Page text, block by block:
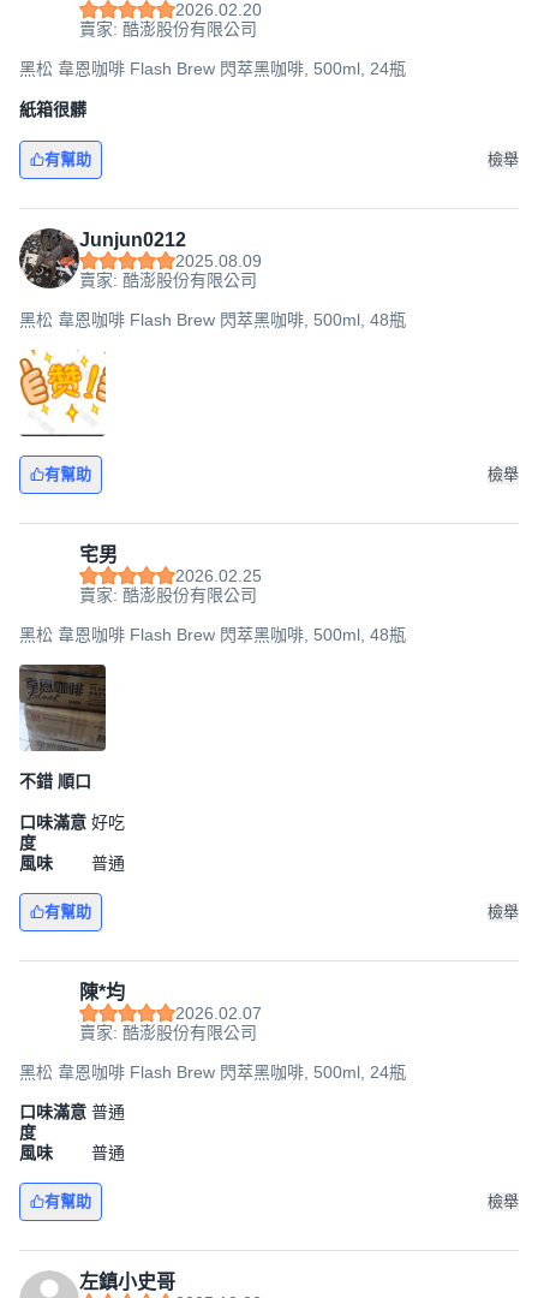
2026.02.20
賣家: 酷澎股份有限公司
黑松 韋恩咖啡 Flash Brew 閃萃黑咖啡, 500ml, 24瓶
紙箱很髒
有幫助 檢舉
Junjun0212
2025.08.09
賣家: 酷澎股份有限公司
黑松 韋恩咖啡 Flash Brew 閃萃黑咖啡, 500ml, 48瓶
有幫助 檢舉
宅男
2026.02.25
賣家: 酷澎股份有限公司
黑松 韋恩咖啡 Flash Brew 閃萃黑咖啡, 500ml, 48瓶
不錯 順口
口味滿意
度
好吃
風味 普通
有幫助 檢舉
陳*均
2026.02.07
賣家: 酷澎股份有限公司
黑松 韋恩咖啡 Flash Brew 閃萃黑咖啡, 500ml, 24瓶
口味滿意
度
普通
風味 普通
有幫助 檢舉
左鎮小史哥